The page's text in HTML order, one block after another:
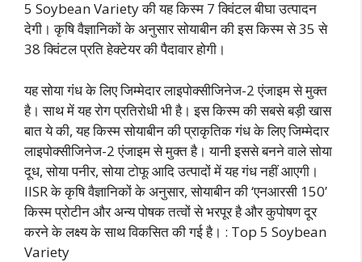
5 Soybean Variety की यह किस्म 7 क्विंटल बीघा उत्पादन
देगी। कृषि वैज्ञानिकों के अनुसार सोयाबीन की इस किस्म से 35 से
38 क्विंटल प्रति हेक्टेयर की पैदावार होगी।
यह सोया गंध के लिए जिम्मेदार लाइपोक्सीजिनेज-2 एंजाइम से मुक्त
है। साथ में यह रोग प्रतिरोधी भी है। इस किस्म की सबसे बड़ी खास
बात ये की, यह किस्म सोयाबीन की प्राकृतिक गंध के लिए जिम्मेदार
लाइपोक्सीजिनेज-2 एंजाइम से मुक्त है। यानी इससे बनने वाले सोया
दूध, सोया पनीर, सोया टोफू आदि उत्पादों में यह गंध नहीं आएगी।
IISR के कृषि वैज्ञानिकों के अनुसार, सोयाबीन की ‘एनआरसी 150’
किस्म प्रोटीन और अन्य पोषक तत्वों से भरपूर है और कुपोषण दूर
करने के लक्ष्य के साथ विकसित की गई है। : Top 5 Soybean
Variety